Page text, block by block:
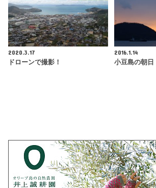
2020.3.17
ドローンで撮影！
2016.1.14
小豆島の朝日